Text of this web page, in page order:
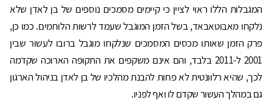
המגבלות הללו ראוי לציין כי קיימים מסמכים נוספים של בן לאדן שלא
נלקחו מאבוטאבאד, בשל הזמן המוגבל שעמד לרשות הלוחמים. כמו כן,
פרק הזמן שאותו מכסים המסמכים שנלקחו מוגבל ברובו לעשור שבין
2001 ל-2011 בלבד, והם אינם משקפים את התקופה הארוכה שקדמה
לכך, שהיא רלוונטית לא פחות להבנת מהלכיו של בן לאדן בניהול הארגון
גם במהלך העשור שקדם לו ואף לפניו.